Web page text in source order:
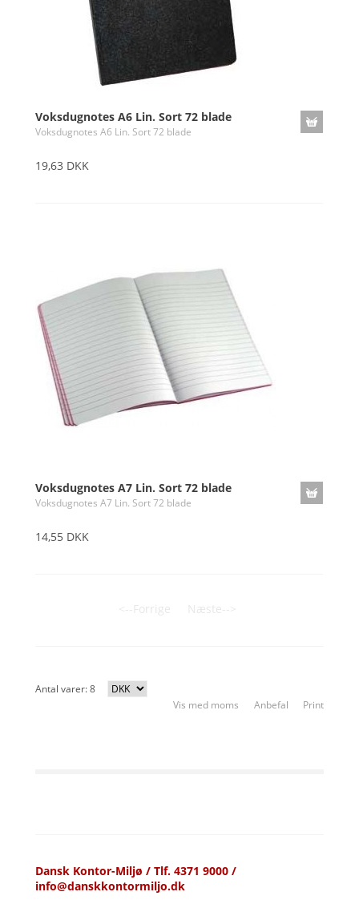
Voksdugnotes A6 Lin. Sort 72 blade
Voksdugnotes A6 Lin. Sort 72 blade
19,63 DKK
Voksdugnotes A7 Lin. Sort 72 blade
Voksdugnotes A7 Lin. Sort 72 blade
14,55 DKK
<--Forrige Næste-->
Antal varer: 8
Vis med moms
Anbefal Print
Dansk Kontor-Miljø / Tlf. 4371 9000 /
info@danskkontormiljo.dk